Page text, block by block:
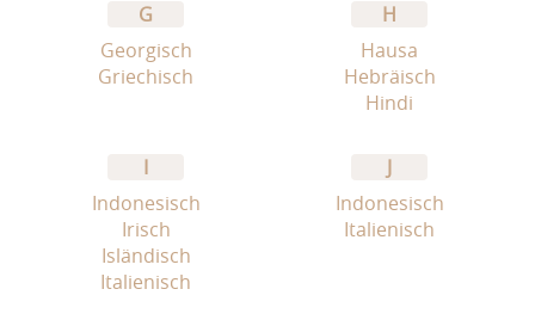
G
Georgisch
Griechisch
H
Hausa
Hebräisch
Hindi
I
Indonesisch
Irisch
Isländisch
Italienisch
J
Indonesisch
Italienisch